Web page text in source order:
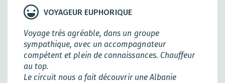
VOYAGEUR EUPHORIQUE
Voyage très agréable, dans un groupe
sympathique, avec un accompagnateur
compétent et plein de connaissances. Chauffeur
au top.
Le circuit nous a fait découvrir une Albanie